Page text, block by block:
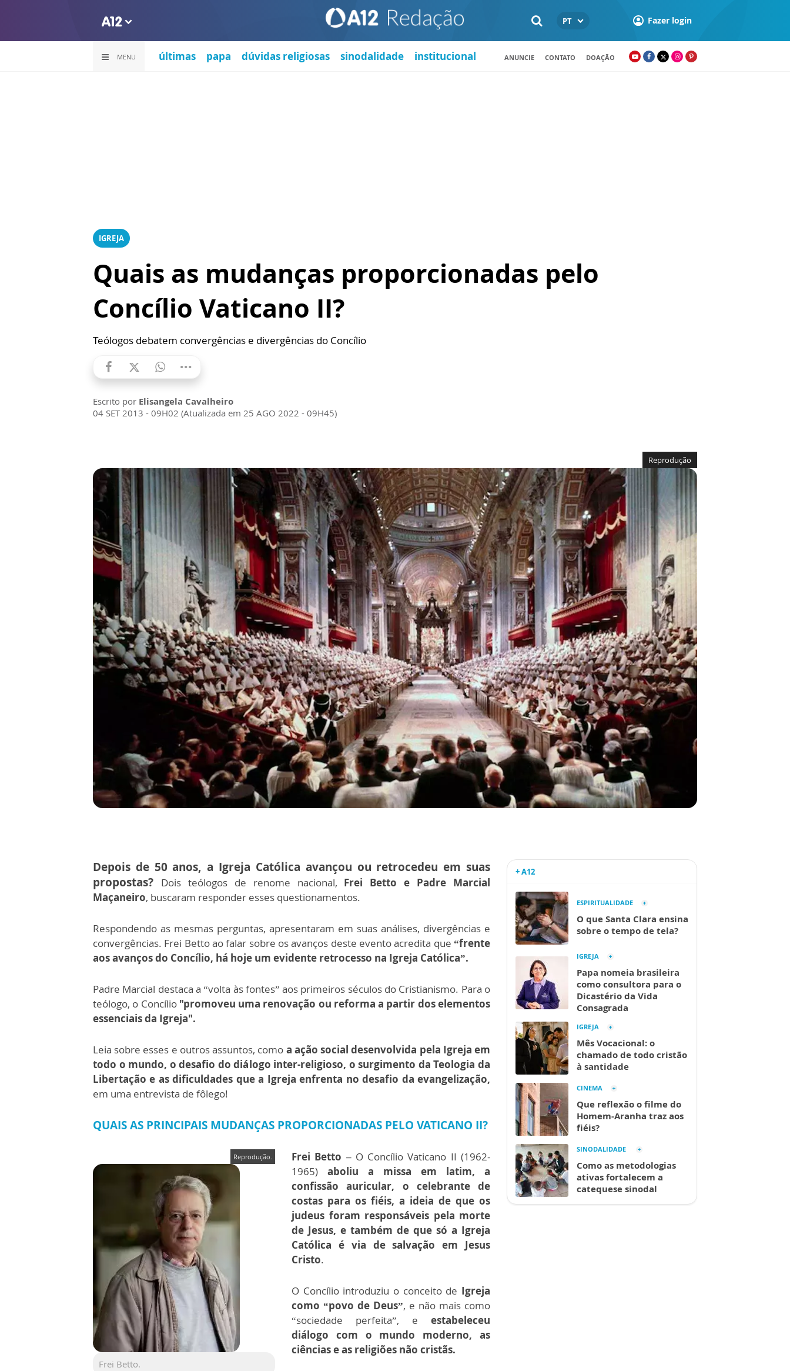
PT Fazer login
MENU últimas papa dúvidas religiosas sinodalidade institucional ANUNCIE CONTATO DOAÇÃO
IGREJA
Quais as mudanças proporcionadas pelo
Concílio Vaticano II?
Teólogos debatem convergências e divergências do Concílio
Escrito por Elisangela Cavalheiro
04 SET 2013 - 09H02 (Atualizada em 25 AGO 2022 - 09H45)
Reprodução
Depois de 50 anos, a Igreja Católica avançou ou retrocedeu em suas
propostas?
Dois teólogos de renome nacional, Frei Betto e Padre Marcial
Maçaneiro, buscaram responder esses questionamentos.
Respondendo as mesmas perguntas, apresentaram em suas análises, divergências e
convergências. Frei Betto ao falar sobre os avanços deste evento acredita que“frente
aos avanços do Concílio, há hoje um evidente retrocesso na Igreja Católica”.
Padre Marcial destaca a “volta às fontes” aos primeiros séculos do Cristianismo. Para o
teólogo, o Concílio "promoveu uma renovação ou reforma a partir dos elementos
essenciais da Igreja".
Leia sobre esses e outros assuntos, como a ação social desenvolvida pela Igreja em
todo o mundo, o desafio do diálogo inter-religioso, o surgimento da Teologia da
Libertação e as dificuldades que a Igreja enfrenta no desafio da evangelização,
em uma entrevista de fôlego!
QUAIS AS PRINCIPAIS MUDANÇAS PROPORCIONADAS PELO VATICANO II?
Reprodução.
Frei Betto.
Frei Betto –O Concílio Vaticano II (1962-
1965) aboliu a missa em latim, a
confissão auricular, o celebrante de
costas para os fiéis, a ideia de que os
judeus foram responsáveis pela morte
de Jesus, e também de que só a Igreja
Católica é via de salvação em Jesus
Cristo.
O Concílio introduziu o conceito de Igreja
como “povo de Deus”, e não mais como
“sociedade perfeita”, e estabeleceu
diálogo com o mundo moderno, as
ciências e as religiões não cristãs.
+ A12
ESPIRITUALIDADE
O que Santa Clara ensina
sobre o tempo de tela?
IGREJA
Papa nomeia brasileira
como consultora para o
Dicastério da Vida
Consagrada
IGREJA
Mês Vocacional: o
chamado de todo cristão
à santidade
CINEMA
Que reflexão o filme do
Homem-Aranha traz aos
fiéis?
SINODALIDADE
Como as metodologias
ativas fortalecem a
catequese sinodal